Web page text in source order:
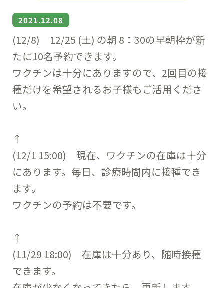
2021.12.08
(12/8) 12/25 (土) の朝 8：30の早朝枠が新
たに10名予約できます。
ワクチンは十分にありますので、2回目の接
種だけを希望されるお子様もご活用くださ
い。
↑
(12/1 15:00) 現在、ワクチンの在庫は十分
にあります。毎日、診療時間内に接種でき
ます。
ワクチンの予約は不要です。
↑
(11/29 18:00) 在庫は十分あり、随時接種
できます。